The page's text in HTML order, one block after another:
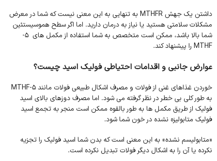
داشتن یک جهش MTHFR به تنهایی به این معنی نیست که شما در معرض
مشکلات سلامتی هستید یا نیاز به درمان دارید. اما اگر سطح هموسیستئین
شما بالا باشد، ممکن است متخصص به شما استفاده از مکمل های 5-
MTHF را پیشنهاد کند.
عوارض جانبی و اقدامات احتیاطی فولیک اسید چیست؟
خوردن غذاهای غنی از فولات و مصرف اشکال طبیعی فولات مانند 5-MTHF
به طور کلی بی خطر در نظر گرفته می شود. اما مصرف دوزهای بالای اسید
فولیک از طریق مکمل ها به طور بالقوه ممکن است منجر به تجمع اسید
فولیک متابولیزه نشده در خون شما شود.
«متابولیسم نشده» به این معنی است که بدن شما اسید فولیک را تجزیه
نکرده یا آن را به اشکال دیگر فولات تبدیل نکرده است.